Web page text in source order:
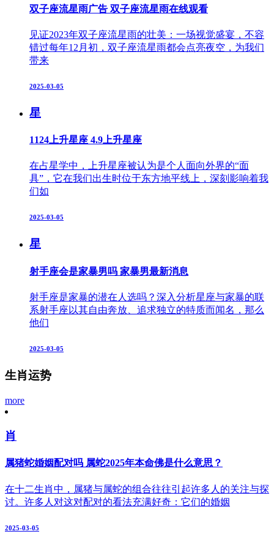
双子座流星雨广告 双子座流星雨在线观看
见证2023年双子座流星雨的壮美：一场视觉盛宴，不容
错过每年12月初，双子座流星雨都会点亮夜空，为我们
带来
2025-03-05
星
1124上升星座 4.9上升星座
在占星学中，上升星座被认为是个人面向外界的“面
具”，它在我们出生时位于东方地平线上，深刻影响着我
们如
2025-03-05
星
射手座会是家暴男吗 家暴男最新消息
射手座是家暴的潜在人选吗？深入分析星座与家暴的联
系射手座以其自由奔放、追求独立的特质而闻名，那么
他们
2025-03-05
生肖运势
more
肖
属猪蛇婚姻配对吗 属蛇2025年本命佛是什么意思？
在十二生肖中，属猪与属蛇的组合往往引起许多人的关注与探
讨。许多人对这对配对的看法充满好奇：它们的婚姻
2025-03-05